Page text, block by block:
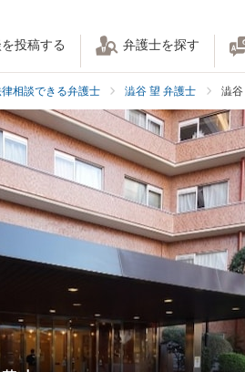
投稿する 弁護士を探す
相談できる弁護士 澁谷 望 弁護士 澁